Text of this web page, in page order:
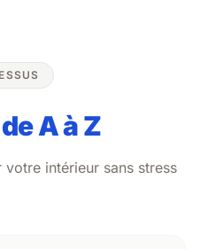
de A à Z
intérieur sans stress